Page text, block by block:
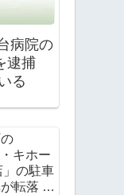
病院の
逮捕
る
キホー
の駐車
転落 運